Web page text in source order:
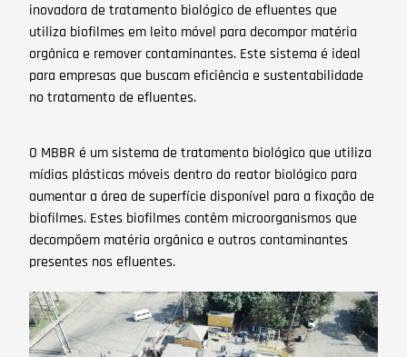
inovadora de tratamento biológico de efluentes que
utiliza biofilmes em leito móvel para decompor matéria
orgânica e remover contaminantes. Este sistema é ideal
para empresas que buscam eficiência e sustentabilidade
no tratamento de efluentes.
O MBBR é um sistema de tratamento biológico que utiliza
mídias plásticas móveis dentro do reator biológico para
aumentar a área de superfície disponível para a fixação de
biofilmes. Estes biofilmes contêm microorganismos que
decompõem matéria orgânica e outros contaminantes
presentes nos efluentes.